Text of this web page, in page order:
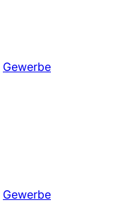
Gewerbe
Gewerbe